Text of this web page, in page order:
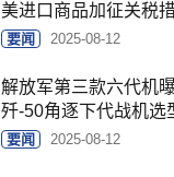
美进口商品加征关税
要闻 2025-08-12
解放军第三款六代机
歼-50角逐下代战机选
要闻 2025-08-12